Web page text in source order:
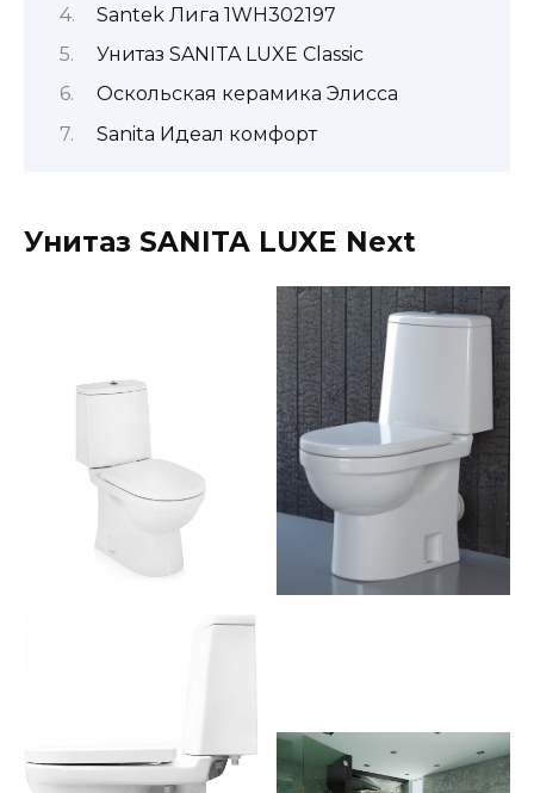
Santek Лига 1WH302197
Унитаз SANITA LUXE Classic
Оскольская керамика Элисса
Sanita Идеал комфорт
Унитаз SANITA LUXE Next